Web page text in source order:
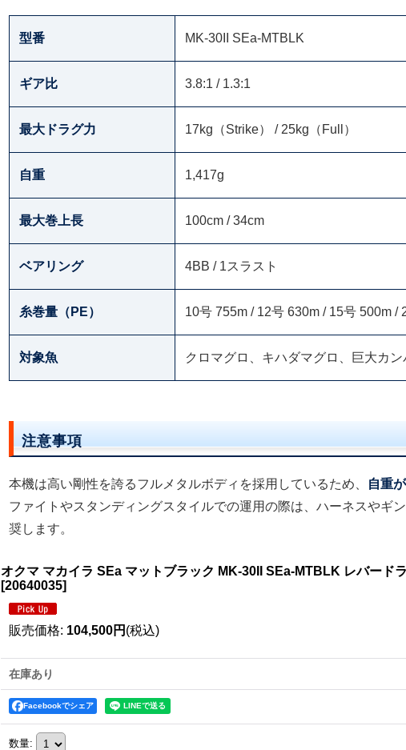
型番 MK-30II SEa-MTBLK
ギア比 3.8:1 / 1.3:1
最大ドラグ力 17kg（Strike） / 25kg（Full）
自重 1,417g
最大巻上長 100cm / 34cm
ベアリング 4BB / 1スラスト
糸巻量（PE） 10号 755m / 12号 630m / 15号 500m /
対象魚 クロマグロ、キハダマグロ、巨大カン
注意事項
本機は高い剛性を誇るフルメタルボディを採用しているため、 自重
ファイトやスタンディングスタイルでの運用の際は、ハーネスやギ
奨します。
オクマ マカイラ SEa マットブラック MK-30II SEa-MTBLK レバード
[20640035]
販売価格: 104,500円 (税込)
在庫あり
Facebookでシェア
数量: